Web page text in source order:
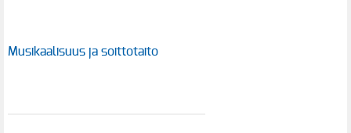
Musikaalisuus ja soittotaito